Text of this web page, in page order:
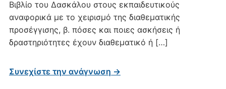
Βιβλίο του Δασκάλου στους εκπαιδευτικούς
αναφορικά με το χειρισμό της διαθεματικής
προσέγγισης, β. πόσες και ποιες ασκήσεις ή
δραστηριότητες έχουν διαθεματικό ή […]
Συνεχίστε την ανάγνωση →